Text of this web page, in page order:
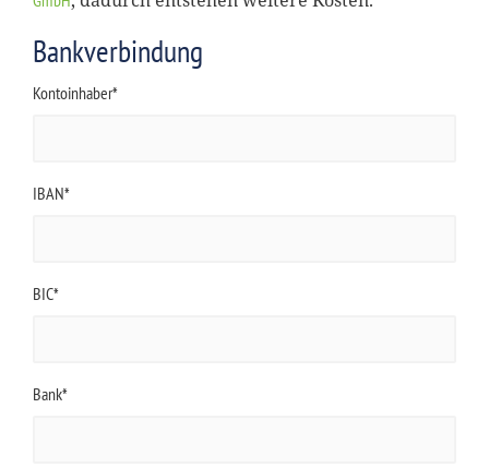
Bankverbindung
Kontoinhaber*
IBAN*
BIC*
Bank*